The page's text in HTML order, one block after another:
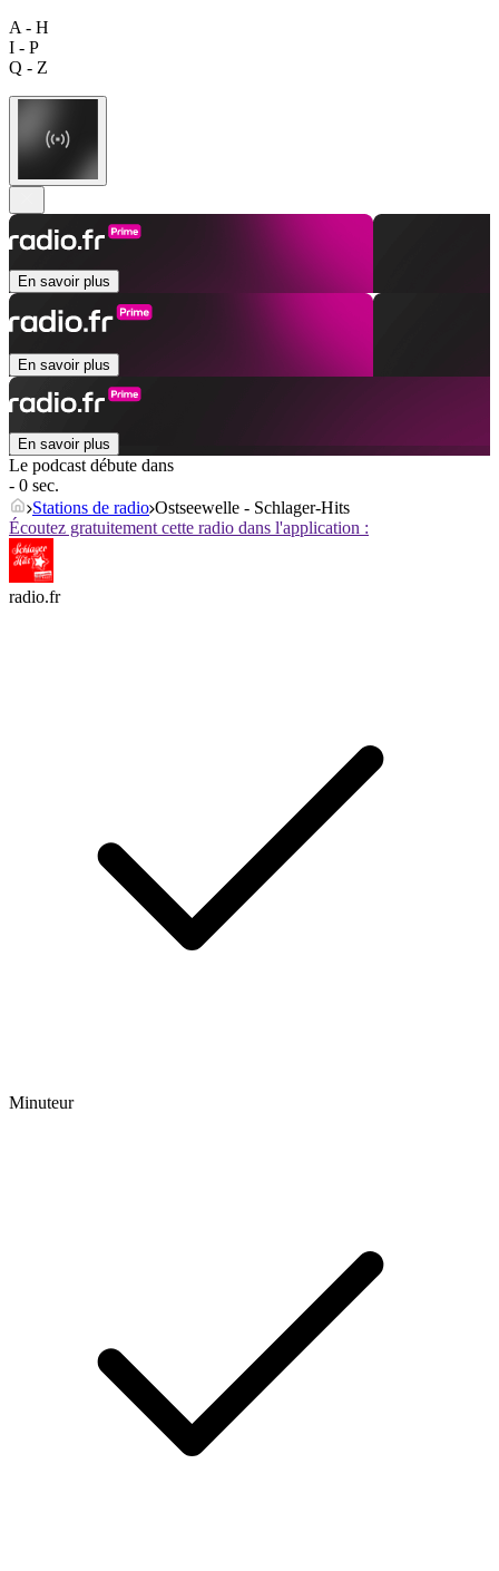
A - H
I - P
Q - Z
En savoir plus
En savoir plus
En savoir plus
Le podcast débute dans
- 0 sec.
Stations de radio Ostseewelle - Schlager-Hits
Écoutez gratuitement cette radio dans l'application :
radio.fr
Minuteur